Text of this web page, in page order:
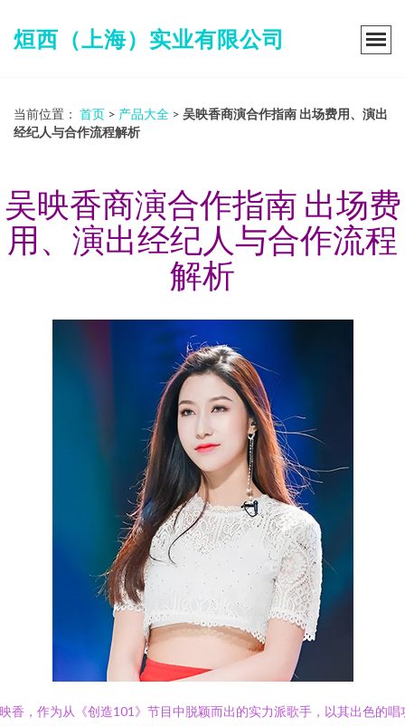
烜西（上海）实业有限公司
当前位置： 首页 > 产品大全 > 吴映香商演合作指南 出场费用、演出
经纪人与合作流程解析
吴映香商演合作指南 出场费
用、演出经纪人与合作流程
解析
香，作为从《创造101》节目中脱颖而出的实力派歌手，以其出色的唱